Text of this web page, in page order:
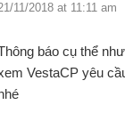
11/2018 at 11:11 am
báo cụ thể
VestaCP yêu